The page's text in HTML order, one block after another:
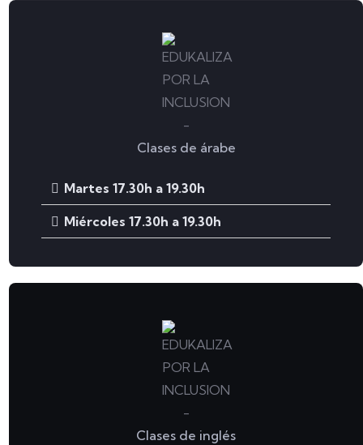
Clases de árabe
Martes 17.30h a 19.30h
Miércoles 17.30h a 19.30h
Clases de inglés